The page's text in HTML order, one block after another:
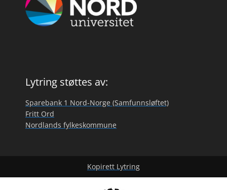
Lytring støttes av:
Sparebank 1 Nord-Norge (Samfunnsløftet)
Fritt Ord
Nordlands fylkeskommune
Kopirett Lytring